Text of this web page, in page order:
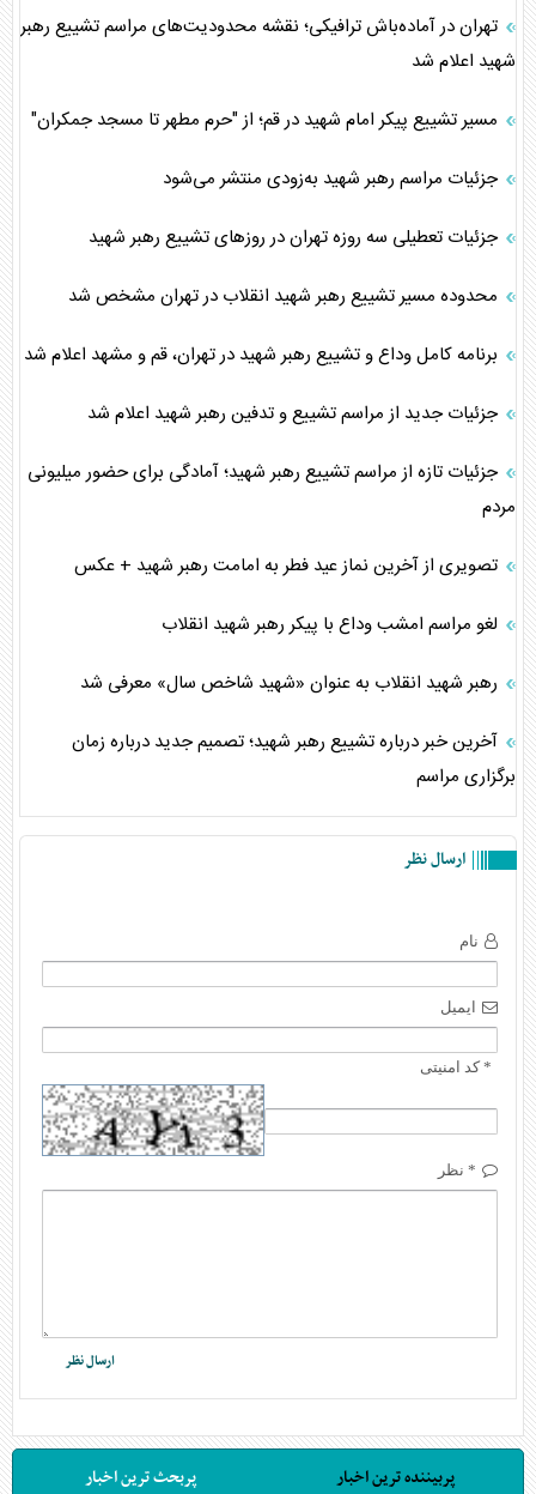
تهران در آماده‌باش ترافیکی؛ نقشه محدودیت‌های مراسم تشییع رهبر
شهید اعلام شد
مسیر تشییع پیکر امام شهید در قم؛ از "حرم مطهر تا مسجد جمکران"
جزئیات مراسم رهبر شهید به‌زودی منتشر می‌شود
جزئیات تعطیلی سه روزه تهران در روز‌های تشییع رهبر شهید
محدوده مسیر تشییع رهبر شهید انقلاب در تهران مشخص شد
برنامه کامل وداع و تشییع رهبر شهید در تهران، قم و مشهد اعلام شد
جزئیات جدید از مراسم تشییع و تدفین رهبر شهید اعلام شد
جزئیات تازه از مراسم تشییع رهبر شهید؛ آمادگی برای حضور میلیونی
مردم
تصویری از آخرین نماز عید فطر به امامت رهبر شهید + عکس
لغو مراسم امشب وداع با پیکر رهبر شهید انقلاب
رهبر شهید انقلاب به عنوان «شهید شاخص سال» معرفی شد
آخرین خبر درباره تشییع رهبر شهید؛ تصمیم جدید درباره زمان
برگزاری مراسم
ارسال نظر
نام
ایمیل
* کد امنیتی
* نظر
پربیننده ترین اخبار پربحث ترین اخبار